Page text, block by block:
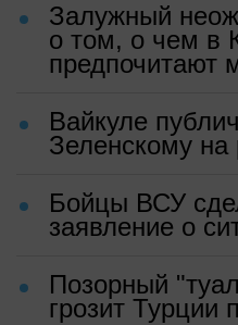
Залужный
о том, о чем в
предпочитают
Вайкуле
Зеленскому на
Бойцы ВСУ
заявление о
Позорный
грозит Турции